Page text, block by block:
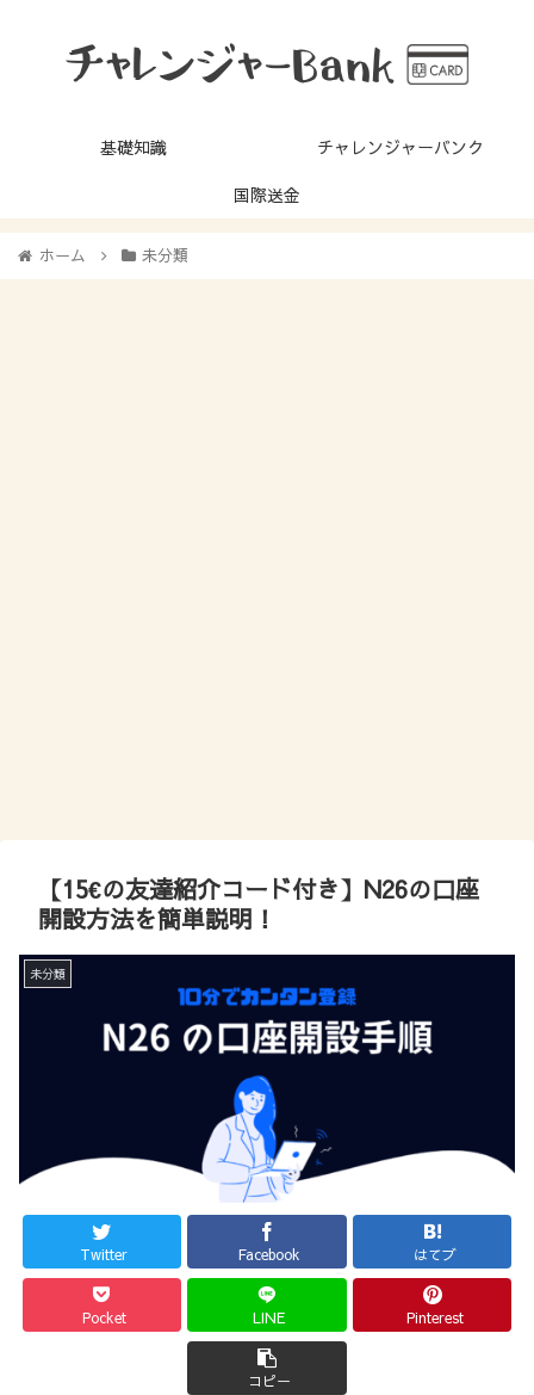
基礎知識
チャレンジャーバンク
国際送金
ホーム 未分類
【15€の友達紹介コード付き】N26の口座
開設方法を簡単説明！
未分類
Twitter Facebook はてブ
Pocket LINE Pinterest
コピー